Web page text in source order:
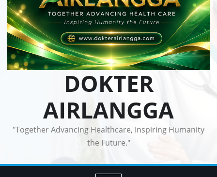
DOKTER
AIRLANGGA
"Together Advancing Healthcare, Inspiring Humanity
the Future."